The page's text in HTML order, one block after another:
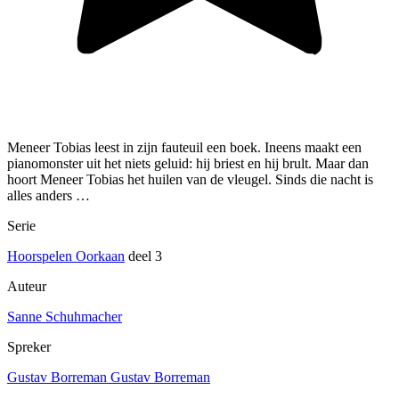
Meneer Tobias leest in zijn fauteuil een boek. Ineens maakt een
pianomonster uit het niets geluid: hij briest en hij brult. Maar dan
hoort Meneer Tobias het huilen van de vleugel. Sinds die nacht is
alles anders …
Serie
Hoorspelen Oorkaan deel 3
Auteur
Sanne Schuhmacher
Spreker
Gustav Borreman Gustav Borreman